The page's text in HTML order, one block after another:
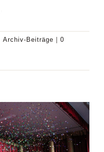
Archiv-Beiträge
0